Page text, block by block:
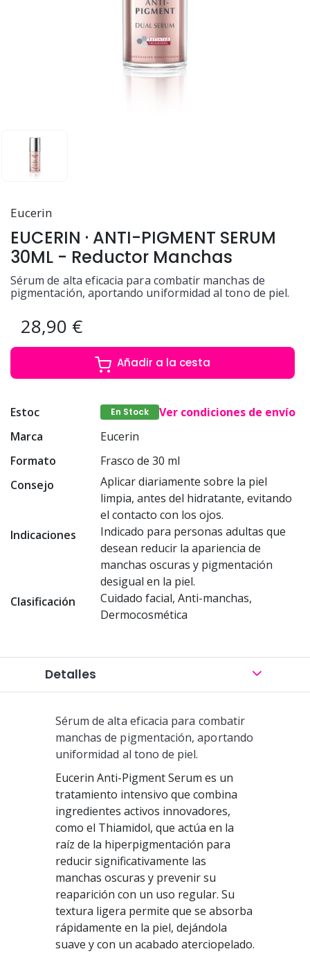
Eucerin
EUCERIN · ANTI-PIGMENT SERUM
30ML - Reductor Manchas
Sérum de alta eficacia para combatir manchas de
pigmentación, aportando uniformidad al tono de piel.
28,90 €
Añadir a la cesta
Estoc En Stock
Ver condiciones de envío
Marca
Eucerin
Formato
Frasco de 30 ml
Consejo
Aplicar diariamente sobre la piel
limpia, antes del hidratante, evitando
el contacto con los ojos.
Indicaciones
Indicado para personas adultas que
desean reducir la apariencia de
manchas oscuras y pigmentación
desigual en la piel.
Clasificación
Cuidado facial, Anti-manchas,
Dermocosmética
Detalles
Sérum de alta eficacia para combatir
manchas de pigmentación, aportando
uniformidad al tono de piel.
Eucerin Anti-Pigment Serum es un
tratamiento intensivo que combina
ingredientes activos innovadores,
como el Thiamidol, que actúa en la
raíz de la hiperpigmentación para
reducir significativamente las
manchas oscuras y prevenir su
reaparición con un uso regular. Su
textura ligera permite que se absorba
rápidamente en la piel, dejándola
suave y con un acabado aterciopelado.